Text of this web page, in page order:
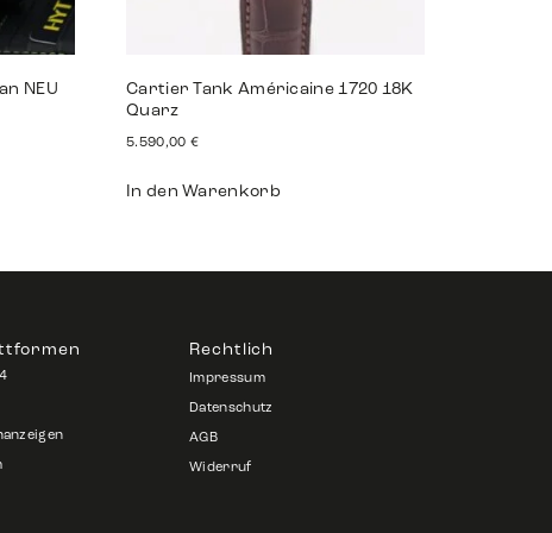
NEU
Cartier Tank Américaine 1720 18K
Quarz
5.590,00 €
In den Warenkorb
Rechtlich
Impressum
Datenschutz
AGB
Widerruf